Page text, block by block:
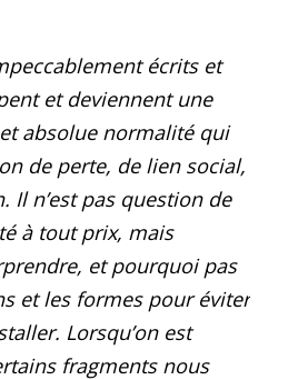
écrits et
et deviennent une
absolue normalité qui
de perte, de lien social,
Il n’est pas question de
à tout prix, mais
et pourquoi pas
et les formes pour éviter
Lorsqu’on est
fragments nous